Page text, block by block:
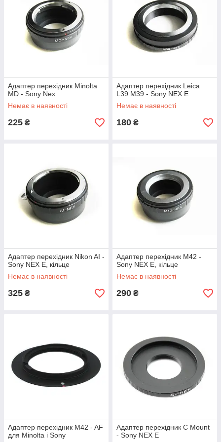
Адаптер перехідник Minolta
MD - Sony Nex
Немає в наявності
225 ₴
Адаптер перехідник Leica
L39 M39 - Sony NEX E
Немає в наявності
180 ₴
Адаптер перехідник Nikon AI -
Sony NEX E, кільце
Немає в наявності
325 ₴
Адаптер перехідник M42 -
Sony NEX E, кільце
Немає в наявності
290 ₴
Адаптер перехідник M42 - AF
для Minolta і Sony
Адаптер перехідник C Mount
- Sony NEX E